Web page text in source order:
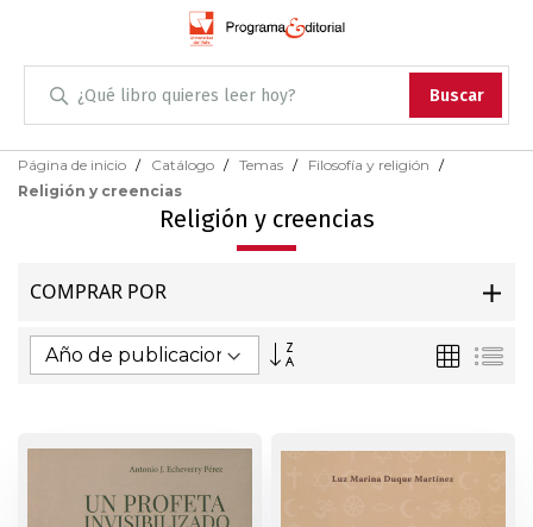
Buscar
Administración
Antropología
Biología
Ciencias
Skip
Content
Página de inicio Catálogo Temas
Filosofía y religión
Religión y creencias
Religión y creencias
COMPRAR POR
Dirección
Parrilla